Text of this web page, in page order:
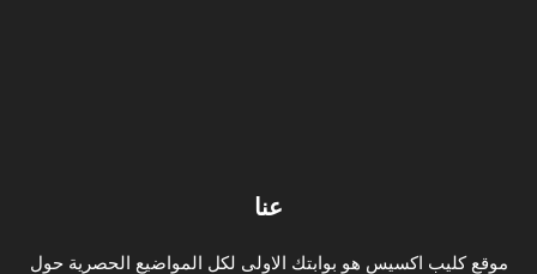
عنا
موقع كليب اكسيس هو بوابتك الاولى لكل المواضيع الحصرية حول